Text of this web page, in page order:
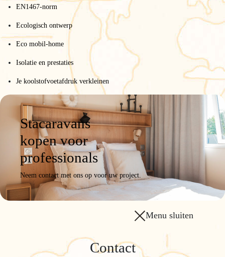
EN1467-norm
Ecologisch ontwerp
Eco mobil-home
Isolatie en prestaties
Je koolstofvoetafdruk verkleinen
Stacaravans
kopen voor
professionals
Neem contact met ons op voor uw project.
Menu sluiten
Contact